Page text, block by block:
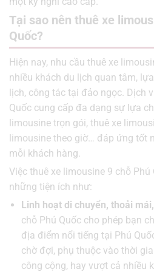
Tại sao nên thuê xe
Quốc?
Hiện nay, nhu cầu thuê xe
nhiều khách du lịch quan tâm,
lịch, công tác tại đảo ngọc. Dịch
Quốc cung cấp đa dạng sự lựa
limousine trọn gói, thuê xe
limousine theo giờ… đáp ứng tốt
mỗi khách hàng.
Việc thuê xe limousine 9 chỗ
những tiện ích như:
Linh hoạt di chuyển, thoải
chỗ Phú Quốc cho phép bạn
địa điểm nổi tiếng tại Phú
chờ đợi, phụ thuộc vào thời
công cộng, hay vượt cả nhiều